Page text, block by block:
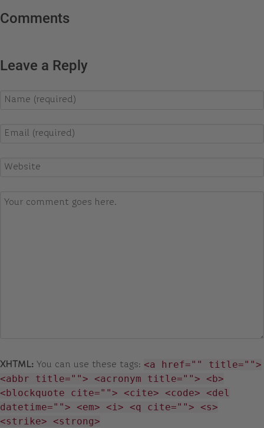
Comments
Leave a Reply
XHTML: You can use these tags: <a href="" title="">
<abbr title=""> <acronym title=""> <b>
<blockquote cite=""> <cite> <code> <del
datetime=""> <em> <i> <q cite=""> <s>
<strike> <strong>